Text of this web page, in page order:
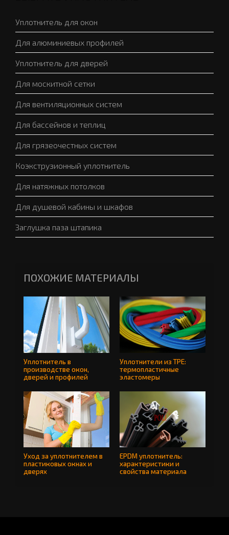
Уплотнитель для окон
Для алюминиевых профилей
Уплотнитель для дверей
Для москитной сетки
Для вентиляционных систем
Для бассейнов и теплиц
Для грязеочестных систем
Коэкструзионный уплотнитель
Для натяжных потолков
Для душевой кабины и шкафов
Заглушка паза штапика
ПОХОЖИЕ МАТЕРИАЛЫ
Уплотнитель в
производстве окон,
дверей и профилей
Уплотнитель в
Уплотнители из TPE:
термопластичные
эластомеры
Уход за уплотнителем в
пластиковых окнах и
дверях
Уход за уплотнителем
EPDM уплотнитель:
характеристики и
свойства материала